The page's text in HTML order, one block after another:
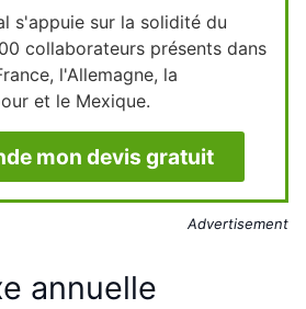
s'appuie sur la solidité du
collaborateurs présents dans
l'Allemagne, la
et le Mexique.
mon devis gratuit
Advertisement
annuelle